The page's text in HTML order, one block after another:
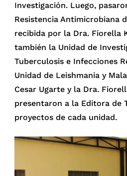
Investigación. Luego,
Resistencia Antimicrobiana
recibida por la Dra. Fiorella
también la Unidad de
Tuberculosis e Infecciones
Unidad de Leishmania y
Cesar Ugarte y la Dra.
presentaron a la Editora de
proyectos de cada unidad.